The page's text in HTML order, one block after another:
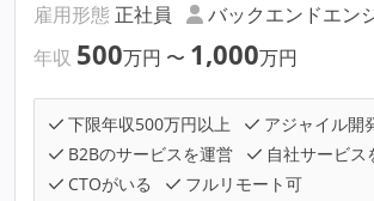
雇用形態 正社員 バックエンドエン
年収 500万円 〜 1,000万円
下限年収500万円以上
アジャイル開
B2Bのサービスを運営
自社サービス
CTOがいる
フルリモート可